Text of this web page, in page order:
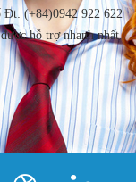
Đt: (+84)0942 922 622
hỗ trợ nhanh nhất.